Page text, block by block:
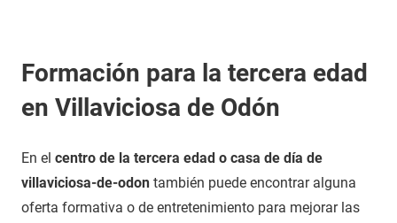
Formación para la tercera edad
en Villaviciosa de Odón
En el centro de la tercera edad o casa de día de
villaviciosa-de-odon también puede encontrar alguna
oferta formativa o de entretenimiento para mejorar las